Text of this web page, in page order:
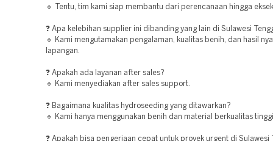
🔹 Tentu, tim kami siap membantu dari perencanaan hingga
❓ Apa kelebihan supplier ini dibanding yang lain di Sulawesi
🔹 Kami mengutamakan pengalaman, kualitas benih, dan hasil
lapangan.
❓ Apakah ada layanan after sales?
🔹 Kami menyediakan after sales support.
❓ Bagaimana kualitas hydroseeding yang ditawarkan?
🔹 Kami hanya menggunakan benih dan material berkualitas
❓ Apakah bisa pengerjaan cepat untuk proyek urgent di Sulawesi